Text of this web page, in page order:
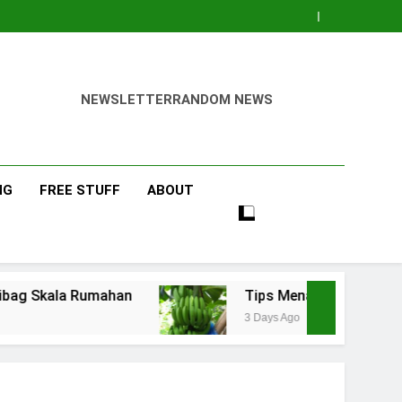
NEWSLETTERRANDOM NEWS
FREE STUFF ABOUT
Tips Menanam Pisang : Pentingnya
3 Days Ago